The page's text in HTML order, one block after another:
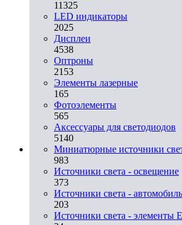
11325
LED индикаторы
2025
Дисплеи
4538
Оптроны
2153
Элементы лазерные
165
Фотоэлементы
565
Аксессуары для светодиодов
5140
Миниатюрные источники
983
Источники света - освещение
373
Источники света -
203
Источники света - элементы